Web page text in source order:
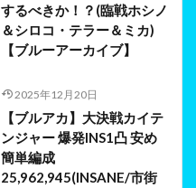
するべきか！？(臨戦ホシノ
＆シロコ・テラー＆ミカ)
【ブルーアーカイブ】
2025年12月20日
【ブルアカ】大決戦カイテ
ンジャー 爆発INS1凸 安め
簡単編成
25,962,945(INSANE/市街